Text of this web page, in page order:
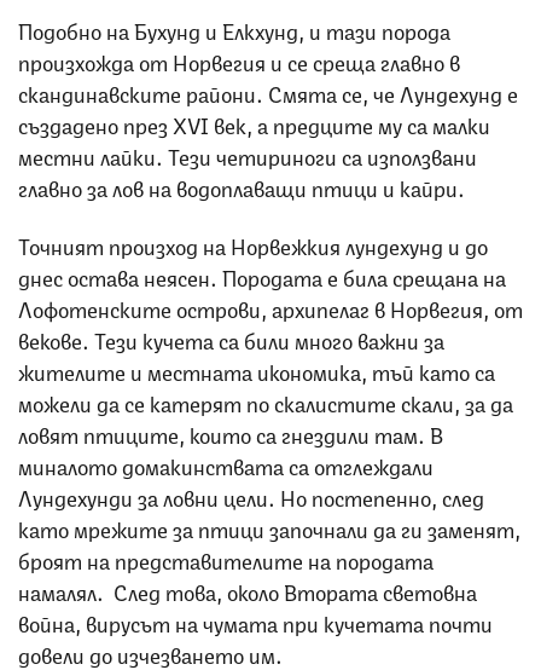
Подобно на Бухунд и Елкхунд, и тази порода
произхожда от Норвегия и се среща главно в
скандинавските райони. Смята се, че Лундехунд е
създадено през XVI век, а предците му са малки
местни лайки. Тези четириноги са използвани
главно за лов на водоплаващи птици и кайри.
Точният произход на Норвежкия лундехунд и до
днес остава неясен. Породата е била срещана на
Лофотенските острови, архипелаг в Норвегия, от
векове. Тези кучета са били много важни за
жителите и местната икономика, тъй като са
можели да се катерят по скалистите скали, за да
ловят птиците, които са гнездили там. В
миналото домакинствата са отглеждали
Лундехунди за ловни цели. Но постепенно, след
като мрежите за птици започнали да ги заменят,
броят на представителите на породата
намалял. След това, около Втората световна
война, вирусът на чумата при кучетата почти
довели до изчезването им.